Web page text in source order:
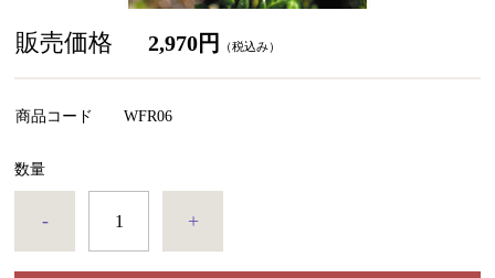
販売価格 2,970円 （税込み）
商品コード WFR06
数量
- +